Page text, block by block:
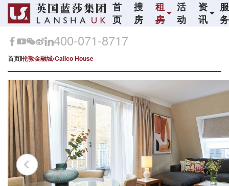
首
页
搜
房
租
房
活
动
资
讯
服
务
400-071-8717
首页 伦敦金融城•Calico House